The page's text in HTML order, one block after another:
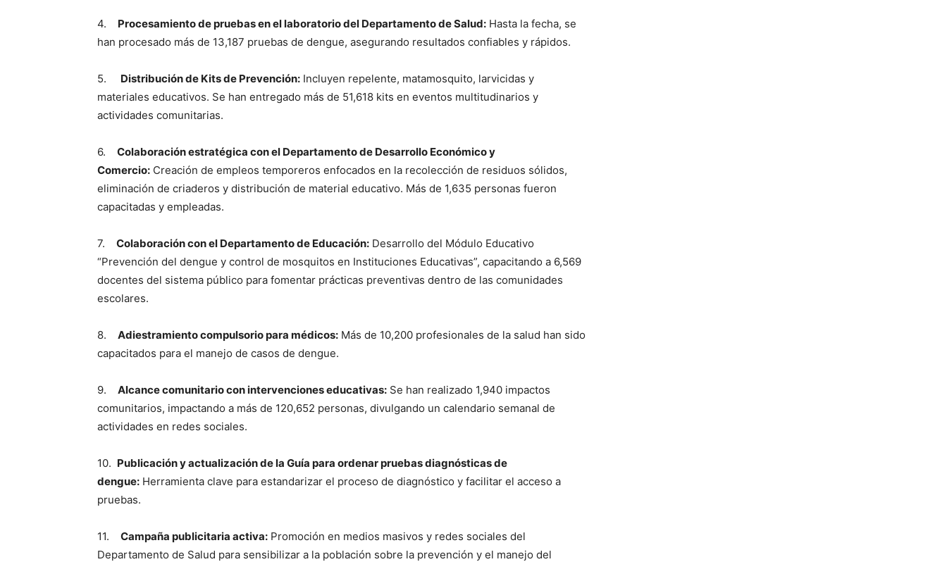
4. Procesamiento de pruebas en el laboratorio del Departamento de Salud: Hasta la fecha, se
han procesado más de 13,187 pruebas de dengue, asegurando resultados confiables y rápidos.
5. Distribución de Kits de Prevención: Incluyen repelente, matamosquito, larvicidas y
materiales educativos. Se han entregado más de 51,618 kits en eventos multitudinarios y
actividades comunitarias.
6. Colaboración estratégica con el Departamento de Desarrollo Económico y
Comercio: Creación de empleos temporeros enfocados en la recolección de residuos sólidos,
eliminación de criaderos y distribución de material educativo. Más de 1,635 personas fueron
capacitadas y empleadas.
7. Colaboración con el Departamento de Educación: Desarrollo del Módulo Educativo
“Prevención del dengue y control de mosquitos en Instituciones Educativas”, capacitando a 6,569
docentes del sistema público para fomentar prácticas preventivas dentro de las comunidades
escolares.
8. Adiestramiento compulsorio para médicos: Más de 10,200 profesionales de la salud han sido
capacitados para el manejo de casos de dengue.
9. Alcance comunitario con intervenciones educativas: Se han realizado 1,940 impactos
comunitarios, impactando a más de 120,652 personas, divulgando un calendario semanal de
actividades en redes sociales.
10. Publicación y actualización de la Guía para ordenar pruebas diagnósticas de
dengue: Herramienta clave para estandarizar el proceso de diagnóstico y facilitar el acceso a
pruebas.
11. Campaña publicitaria activa: Promoción en medios masivos y redes sociales del
Departamento de Salud para sensibilizar a la población sobre la prevención y el manejo del